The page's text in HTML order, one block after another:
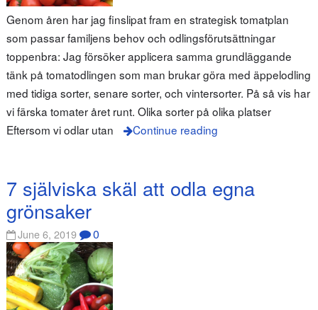
Genom åren har jag finslipat fram en strategisk tomatplan
som passar familjens behov och odlingsförutsättningar
toppenbra: Jag försöker applicera samma grundläggande
tänk på tomatodlingen som man brukar göra med äppelodling
med tidiga sorter, senare sorter, och vintersorter. På så vis har
vi färska tomater året runt. Olika sorter på olika platser
Eftersom vi odlar utan
Continue reading
7 själviska skäl att odla egna
grönsaker
June 6, 2019 0